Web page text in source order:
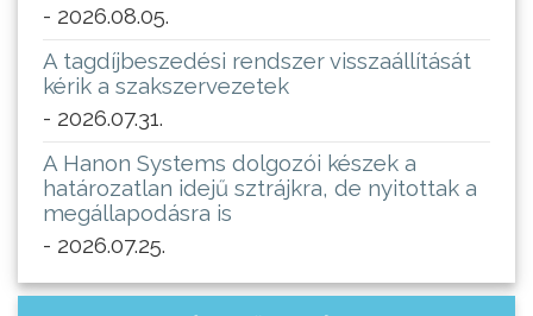
- 2026.08.05.
A tagdíjbeszedési rendszer visszaállítását
kérik a szakszervezetek
- 2026.07.31.
A Hanon Systems dolgozói készek a
határozatlan idejű sztrájkra, de nyitottak a
megállapodásra is
- 2026.07.25.